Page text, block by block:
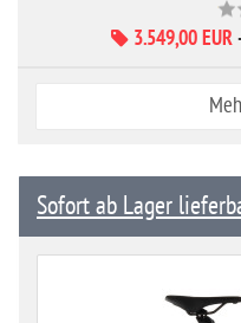
3.549,00 EUR
Sofort ab Lager